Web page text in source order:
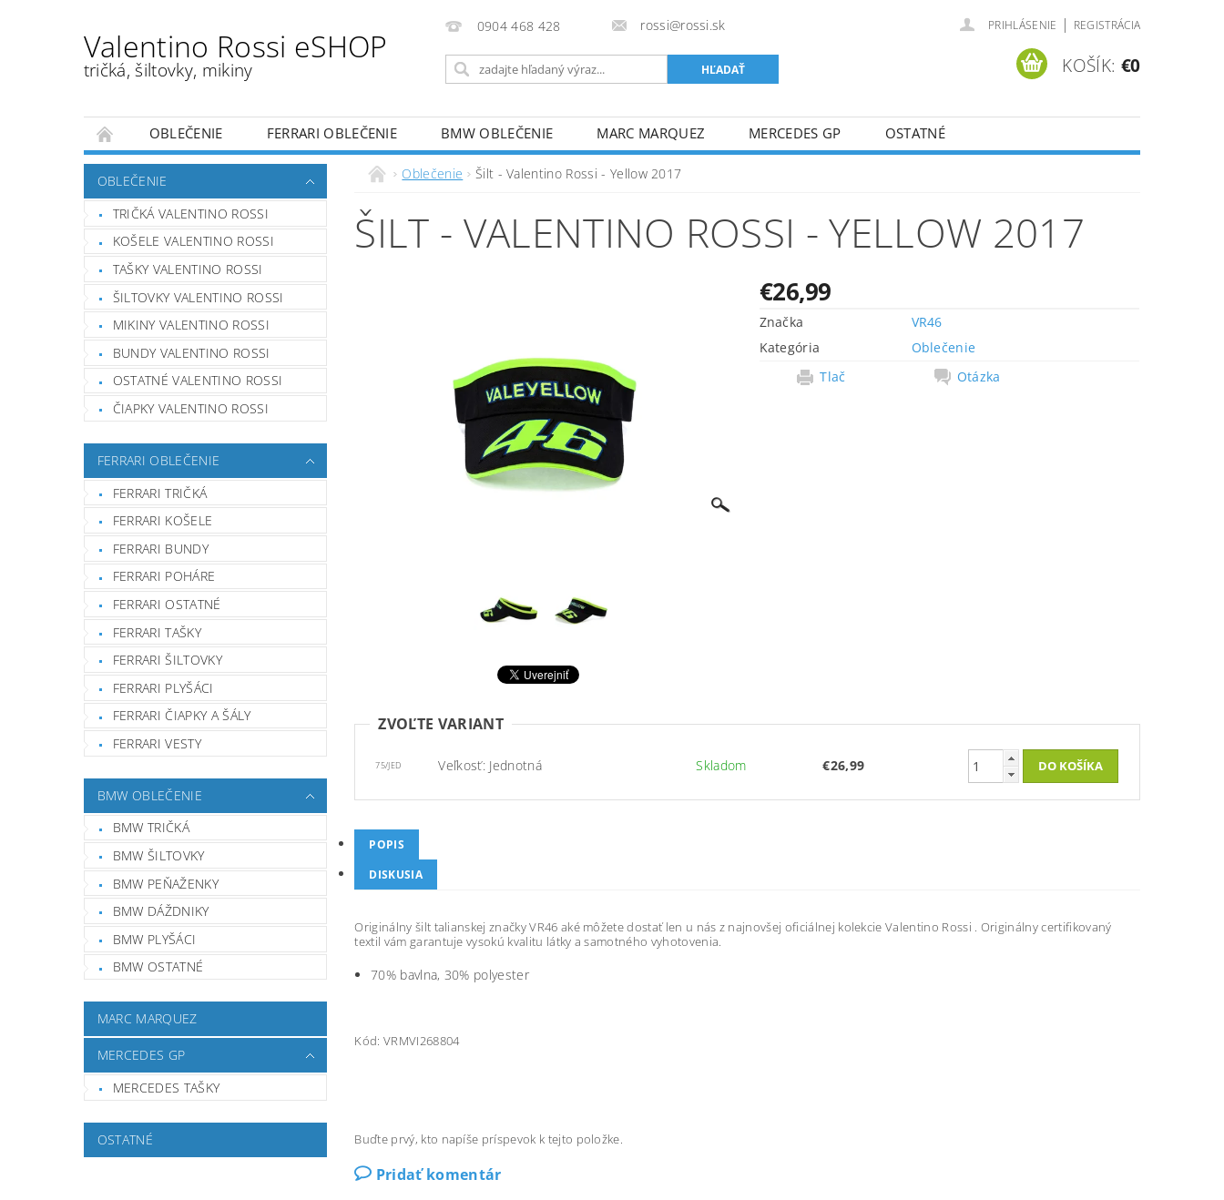
Valentino Rossi eSHOP
tričká, šiltovky, mikiny
0904 468 428 rossi@rossi.sk PRIHLÁSENIE | REGISTRÁCIA
KOŠÍK: €0
OBLEČENIE FERRARI OBLEČENIE BMW OBLEČENIE MARC MARQUEZ MERCEDES GP
OSTATNÉ
OBCHODNÉ PODMIENKY
NAPÍŠTE NÁM KONTAKTY
OBLEČENIE
TRIČKÁ VALENTINO ROSSI
KOŠELE VALENTINO ROSSI
TAŠKY VALENTINO ROSSI
ŠILTOVKY VALENTINO ROSSI
MIKINY VALENTINO ROSSI
BUNDY VALENTINO ROSSI
OSTATNÉ VALENTINO ROSSI
ČIAPKY VALENTINO ROSSI
FERRARI OBLEČENIE
FERRARI TRIČKÁ
FERRARI KOŠELE
FERRARI BUNDY
FERRARI POHÁRE
FERRARI OSTATNÉ
FERRARI TAŠKY
FERRARI ŠILTOVKY
FERRARI PLYŠÁCI
FERRARI ČIAPKY A ŠÁLY
FERRARI VESTY
BMW OBLEČENIE
BMW TRIČKÁ
BMW ŠILTOVKY
BMW PEŇAŽENKY
BMW DÁŽDNIKY
BMW PLYŠÁCI
BMW OSTATNÉ
MARC MARQUEZ
MERCEDES GP
MERCEDES TAŠKY
OSTATNÉ
Oblečenie Šilt - Valentino Rossi - Yellow 2017
ŠILT - VALENTINO ROSSI - YELLOW 2017
€26,99
Značka
VR46
Kategória
Oblečenie
Tlač
Otázka
ZVOĽTE VARIANT
75/JED Veľkosť: Jednotná Skladom €26,99
POPIS
DISKUSIA
Originálny šilt talianskej značky VR46 aké môžete dostať len u nás z najnovšej oficiálnej kolekcie Valentino Rossi . Originálny certifikovaný
textil vám garantuje vysokú kvalitu látky a samotného vyhotovenia.
70% bavlna, 30% polyester
Kód: VRMVI268804
Buďte prvý, kto napíše príspevok k tejto položke.
Pridať komentár